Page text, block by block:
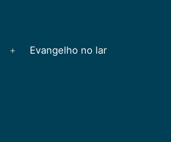
Abrir
Evangelho no lar